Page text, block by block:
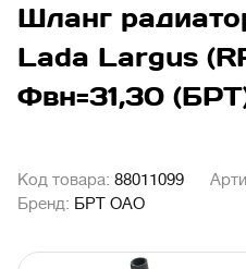
Шланг
Lada Largus
Фвн=31,30
Код товара: 88011099
Бренд: БРТ ОАО